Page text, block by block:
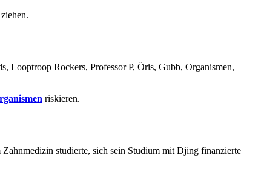
Looptroop Rockers, Professor P, Öris, Gubb, Organismen,
riskieren.
studierte, sich sein Studium mit Djing finanzierte